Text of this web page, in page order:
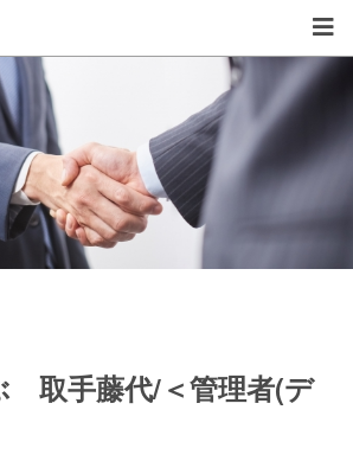
取手藤代/＜管理者(デ